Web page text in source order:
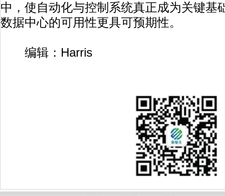
中，使自动化与控制系统真正成为关键基
数据中心的可用性更具可预期性。
编辑：Harris